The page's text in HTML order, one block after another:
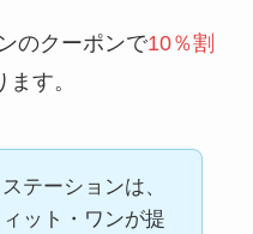
のクーポンで10％割
ます。
テーションは、
ット・ワンが提